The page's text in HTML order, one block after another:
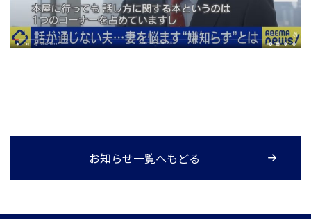
お知らせ一覧へもどる